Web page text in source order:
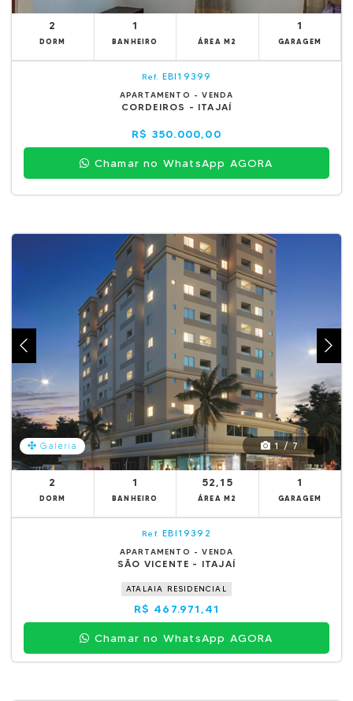
2
DORM
1
BANHEIRO ÁREA M2
1
GARAGEM
Ref. EBI19399
APARTAMENTO - VENDA
CORDEIROS - ITAJAÍ
R$ 350.000,00
Chamar no WhatsApp AGORA
Galeria 1 / 7
2
DORM
1
BANHEIRO
52,15
ÁREA M2
1
GARAGEM
Ref. EBI19392
APARTAMENTO - VENDA
SÃO VICENTE - ITAJAÍ
ATALAIA RESIDENCIAL
R$ 467.971,41
Chamar no WhatsApp AGORA